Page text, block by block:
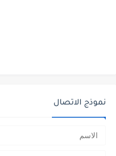
نموذج الاتصال